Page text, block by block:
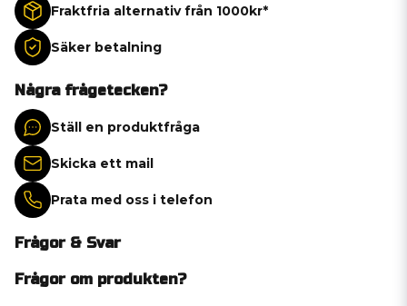
Fraktfria alternativ från 1000kr*
Säker betalning
Några frågetecken?
Ställ en produktfråga
Skicka ett mail
Prata med oss i telefon
Frågor & Svar
Frågor om produkten?